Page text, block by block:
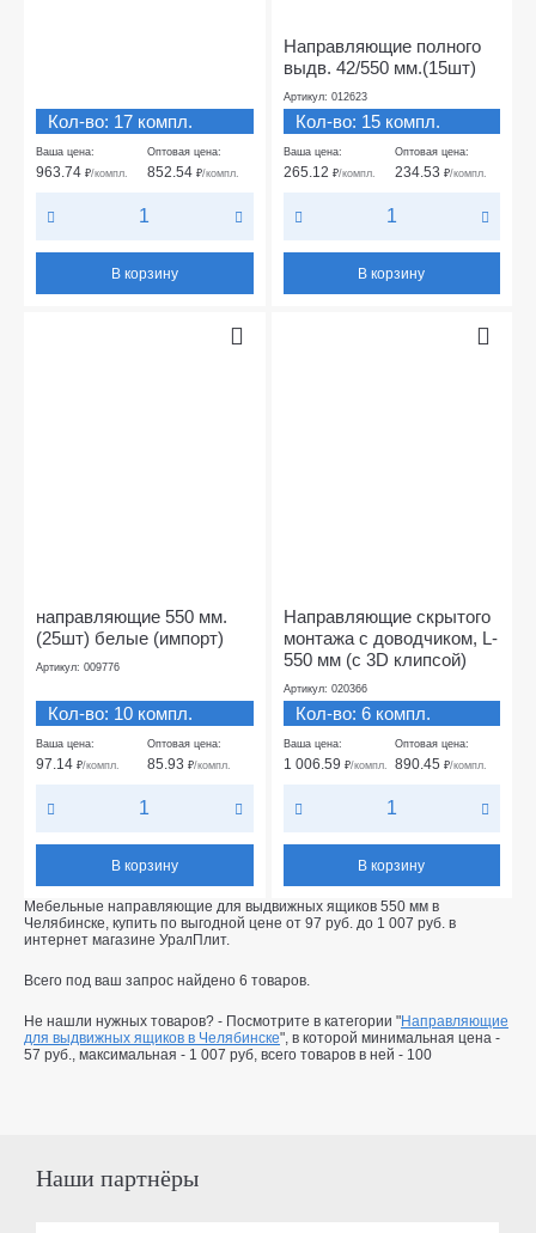
Кол-во: 17 компл.
Ваша цена:
963.74 ₽/компл.
Оптовая цена:
852.54₽/компл.
В корзину
Направляющие полного
выдв. 42/550 мм.(15шт)
Артикул: 012623
Кол-во: 15 компл.
Ваша цена:
265.12 ₽/компл.
Оптовая цена:
234.53 ₽/компл.
В корзину
направляющие 550 мм.
(25шт) белые (импорт)
Артикул: 009776
Кол-во: 10 компл.
Ваша цена:
97.14 ₽/компл.
Оптовая цена:
85.93₽/компл.
В корзину
Направляющие скрытого
монтажа с доводчиком, L-
550 мм (с 3D клипсой)
Артикул: 020366
Кол-во: 6 компл.
Ваша цена:
1 006.59 ₽/компл.
Оптовая цена:
890.45 ₽/компл.
В корзину
Мебельные направляющие для выдвижных ящиков 550 мм в
Челябинске, купить по выгодной цене от 97 руб. до 1 007 руб. в
интернет магазине УралПлит.
Всего под ваш запрос найдено 6 товаров.
Не нашли нужных товаров? - Посмотрите в категории "Направляющие
для выдвижных ящиков в Челябинске", в которой минимальная цена -
57 руб., максимальная - 1 007 руб, всего товаров в ней - 100
Наши партнёры